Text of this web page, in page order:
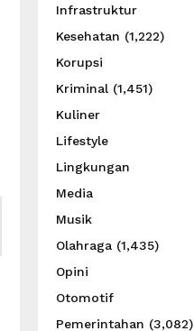
Infrastruktur
Kesehatan (1,222)
Korupsi
Kriminal (1,451)
Kuliner
Lifestyle
Lingkungan
Media
Musik
Olahraga (1,435)
Opini
Otomotif
Pemerintahan (3,082)